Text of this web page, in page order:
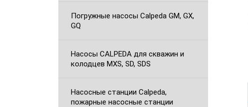
Погружные насосы Calpeda GM, GX,
GQ
Насосы CALPEDA для скважин и
колодцев MXS, SD, SDS
Насосные станции Calpeda,
пожарные насосные станции